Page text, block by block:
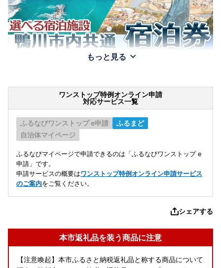
もっと見る
ワンストップ特例オンライン申請
対応サービス一覧
ふるなびワンストップ e申請
ふるまど
自治体マイページ
ふるなびマイページで申請できるのは「ふるなびワンストップ e
申請」です。
申請サービスの概要はワンストップ特例オンライン申請サービス
のご案内をご覧ください。
シェアする
本市返礼品を装う商品に注意
【注意喚起】本市ふるさと納税返礼品と称する商品について